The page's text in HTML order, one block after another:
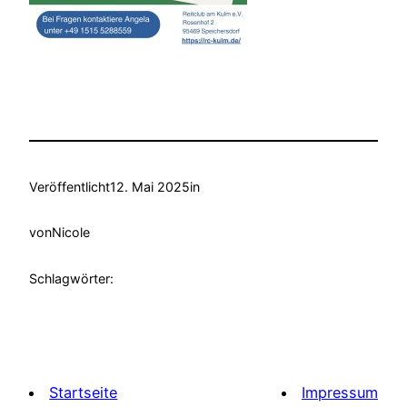
Veröffentlicht12. Mai 2025in
vonNicole
Schlagwörter:
Startseite
Impressum